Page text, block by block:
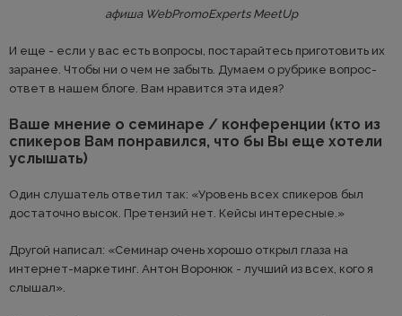
афиша WebPromoExperts MeetUp
И еще - если у вас есть вопросы, постарайтесь приготовить их
заранее. Чтобы ни о чем не забыть. Думаем о рубрике вопрос-
ответ в нашем блоге. Вам нравится эта идея?
Ваше мнение о семинаре / конференции (кто из
спикеров Вам понравился, что бы Вы еще хотели
услышать)
Один слушатель ответил так: «Уровень всех спикеров был
достаточно высок. Претензий нет. Кейсы интересные.»
Другой написал: «Семинар очень хорошо открыл глаза на
интернет-маркетинг. Антон Воронюк - лучший из всех, кого я
слышал».